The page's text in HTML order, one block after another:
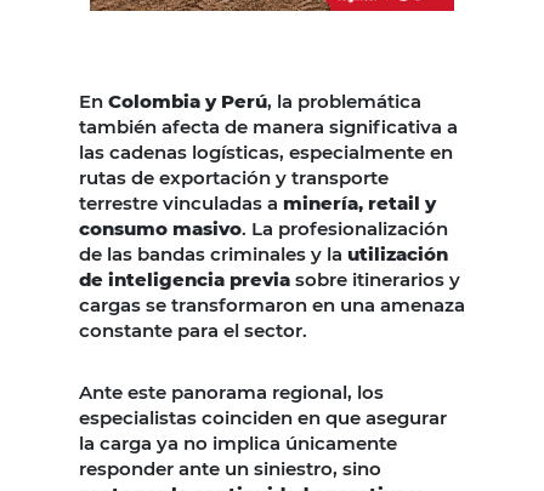
En Colombia y Perú, la problemática
también afecta de manera significativa a
las cadenas logísticas, especialmente en
rutas de exportación y transporte
terrestre vinculadas a minería, retail y
consumo masivo. La profesionalización
de las bandas criminales y la utilización
de inteligencia previa sobre itinerarios y
cargas se transformaron en una amenaza
constante para el sector.
Ante este panorama regional, los
especialistas coinciden en que asegurar
la carga ya no implica únicamente
responder ante un siniestro, sino